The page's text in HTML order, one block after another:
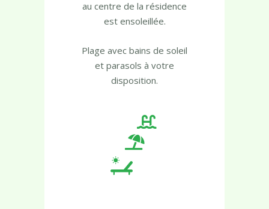
reposer, s’amuser et se
rafraîchir, la piscine située
est ensoleillée.
Plage avec bains de soleil